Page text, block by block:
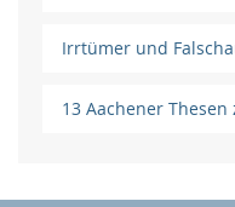
Irrtümer und
13 Aachener Thesen